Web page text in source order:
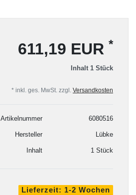
611,19 EUR *
Inhalt 1 Stück
* inkl. ges. MwSt. zzgl. Versandkosten
Artikelnummer 6080516
Hersteller Lübke
Inhalt 1 Stück
Lieferzeit: 1-2 Wochen